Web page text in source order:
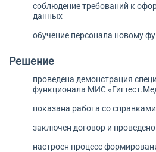
соблюдение требований к
данных
обучение персонала новому
Решение
проведена демонстрация
функционала МИС
показана работа со
заключен договор и
настроен процесс